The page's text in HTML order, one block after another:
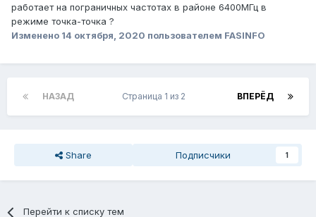
работает на пограничных частотах в районе 6400МГц в
режиме точка-точка ?
Изменено 14 октября, 2020 пользователем FASINFO
НАЗАД ВПЕРЁД
Страница 1 из 2
Share Подписчики 1
Перейти к списку тем